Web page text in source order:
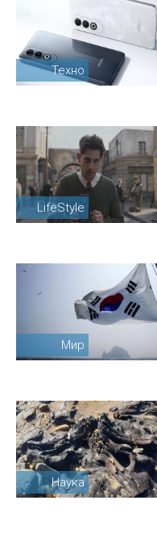
Техно
LifeStyle
Мир
Наука